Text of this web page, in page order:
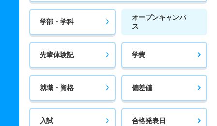
学部・学科
オープンキャンパ
ス
先輩体験記 学費
就職・資格 偏差値
入試 合格発表日